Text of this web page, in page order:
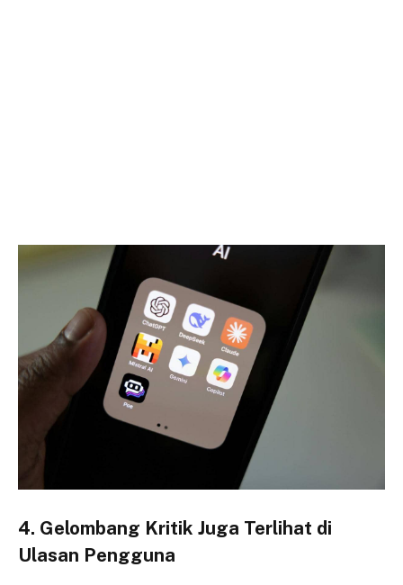
4. Gelombang Kritik Juga Terlihat di
Ulasan Pengguna